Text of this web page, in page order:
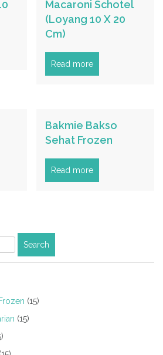
Macaroni Schotel
(Loyang 10 X 20
Cm)
Read more
Bakmie Bakso
Sehat Frozen
Read more
Search
(15)
(15)